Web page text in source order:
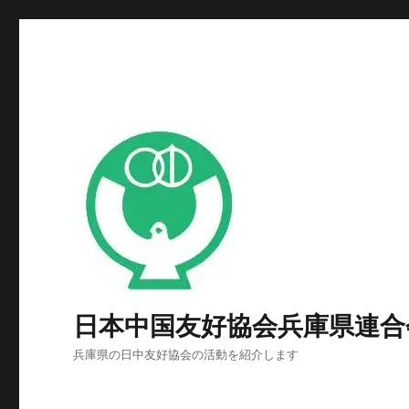
日本中国友好協会兵庫県連
兵庫県の日中友好協会の活動を紹介します